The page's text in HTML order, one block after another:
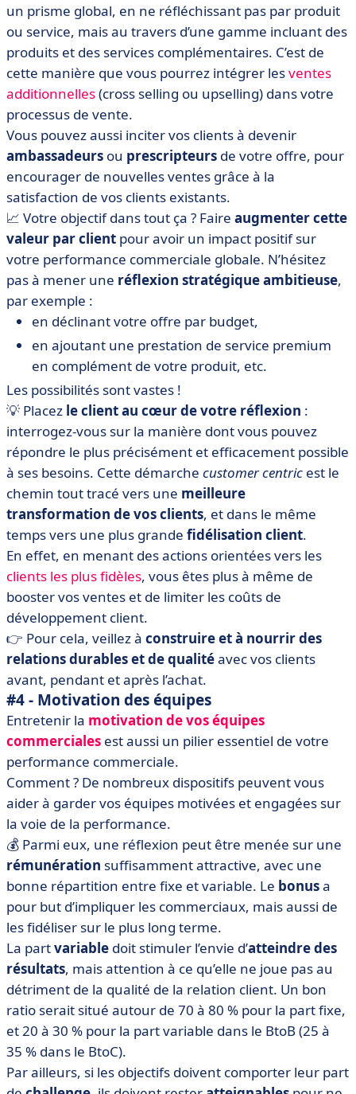
un prisme global, en ne réfléchissant pas par produit
ou service, mais au travers d’une gamme incluant des
produits et des services complémentaires. C’est de
cette manière que vous pourrez intégrer lesventes
additionnelles(cross selling ou upselling) dans votre
processus de vente.
Vous pouvez aussi inciter vos clients à devenir
ambassadeurs ou prescripteurs de votre offre, pour
encourager de nouvelles ventes grâce à la
satisfaction de vos clients existants.
📈 Votre objectif dans tout ça ? Faire augmenter cette
valeur par client pour avoir un impact positif sur
votre performance commerciale globale. N’hésitez
pas à mener une réflexion stratégique ambitieuse,
par exemple :
en déclinant votre offre par budget,
en ajoutant une prestation de service premium
en complément de votre produit, etc.
Les possibilités sont vastes !
💡 Placez le client au cœur de votre réflexion :
interrogez-vous sur la manière dont vous pouvez
répondre le plus précisément et efficacement possible
à ses besoins. Cette démarche customer centric est le
chemin tout tracé vers une meilleure
transformation de vos clients, et dans le même
temps vers une plus grande fidélisation client.
En effet, en menant des actions orientées vers les
clients les plus fidèles, vous êtes plus à même de
booster vos ventes et de limiter les coûts de
développement client.
👉 Pour cela, veillez à construire et à nourrir des
relations durables et de qualitéavec vos clients
avant, pendant et après l’achat.
#4 - Motivation des équipes
Entretenir la motivation de vos équipes
commerciales est aussi un pilier essentiel de votre
performance commerciale.
Comment ? De nombreux dispositifs peuvent vous
aider à garder vos équipes motivées et engagées sur
la voie de la performance.
💰 Parmi eux, une réflexion peut être menée sur une
rémunération suffisamment attractive, avec une
bonne répartition entre fixe et variable. Le bonusa
pour but d’impliquer les commerciaux, mais aussi de
les fidéliser sur le plus long terme.
La partvariable doit stimuler l’envie d’atteindre des
résultats, mais attention à ce qu’elle ne joue pas au
détriment de la qualité de la relation client. Un bon
ratio serait situé autour de 70 à 80 % pour la part fixe,
et 20 à 30 % pour la part variable dans le BtoB (25 à
35 % dans le BtoC).
Par ailleurs, si les objectifs doivent comporter leur part